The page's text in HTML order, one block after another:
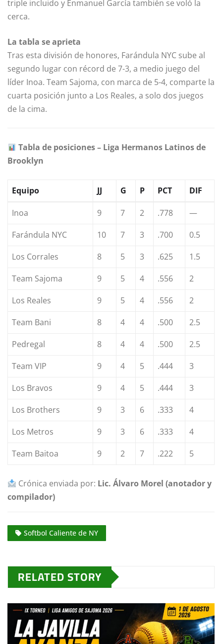
triple incluido y Enmanuel García también se voló la
cerca.
La tabla se aprieta
Tras esta división de honores, Farándula NYC sube al
segundo lugar con récord de 7-3, a medio juego del
líder Inoa. Team Sajoma, con marca de 5-4, comparte la
cuarta posición junto a Los Reales, a solo dos juegos
de la cima.
Tabla de posiciones – Liga Hermanos Latinos de
Brooklyn
Equipo JJ G P PCT DIF
Inoa 9 7 2 .778
—
Farándula NYC
10 7 3 .700
0.5
Los Corrales
8 5 3 .625
1.5
Team Sajoma
9 5 4 .556
2
Los Reales
9 5 4 .556
2
Team Bani
8 4 4 .500
2.5
Pedregal
8 4 4 .500
2.5
Team VIP
9 4 5 .444
3
Los Bravos
9 4 5 .444
3
Los Brothers
9 3 6 .333
4
Los Metros
9 3 6 .333
4
Team Baitoa
9 2 7 .222 5
Crónica enviada por: Lic. Álvaro Morel (anotador y
compilador)
Softbol Caliente de NY
RELATED STORY